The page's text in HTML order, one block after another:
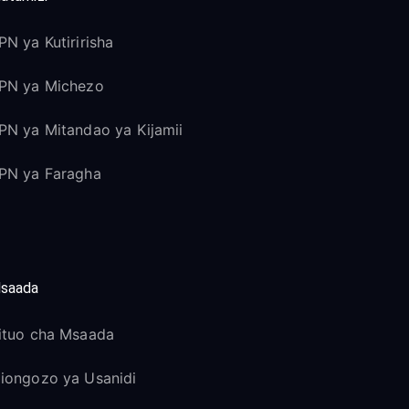
ya Kutiririsha
ya Michezo
ya Mitandao ya Kijamii
ya Faragha
cha Msaada
ya Usanidi